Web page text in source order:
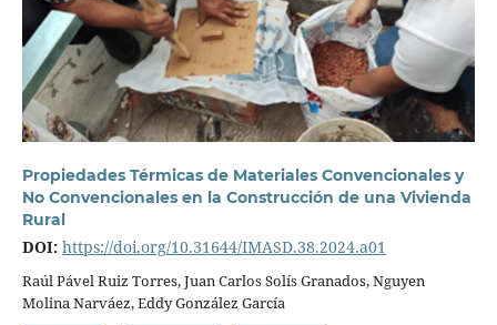
Propiedades Térmicas de Materiales Convencionales y
No Convencionales en la Construcción de una Vivienda
Rural
DOI: https://doi.org/10.31644/IMASD.38.2024.a01
Raúl Pável Ruiz Torres, Juan Carlos Solís Granados, Nguyen
Molina Narváez, Eddy González García